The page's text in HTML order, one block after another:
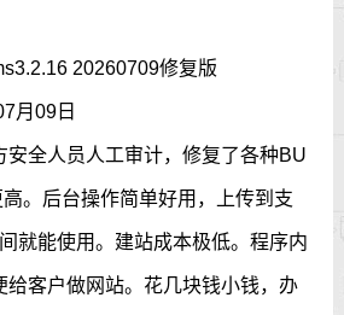
20260709修复版
月09日
安全人员人工审计，修复了各种BU
。后台操作简单好用，上传到支
就能使用。建站成本极低。程序内
给客户做网站。花几块钱小钱，办